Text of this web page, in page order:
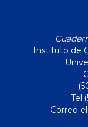
Instituto de
Correo